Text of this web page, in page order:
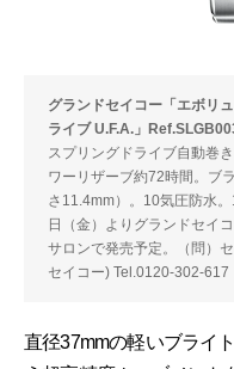
グランドセイコー「エボリ
ライブ U.F.A.」
スプリングドライブ自動巻
ワーリザーブ約72時間。ブ
さ11.4mm）。10気圧防水
日（金）よりグランドセイ
サロンで発売予定。（問）
セイコー) Tel.0120-302-617
直径37mmの軽いブライ